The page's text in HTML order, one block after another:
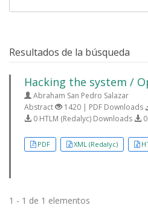
Resultados de la búsqueda
Hacking the system /
Abraham San Pedro Salazar
Abstract
1420 | PDF Downloads
0 HTLM (Redalyc) Downloads
0
PDF XML (Redalyc)
1 - 1 de 1 elementos